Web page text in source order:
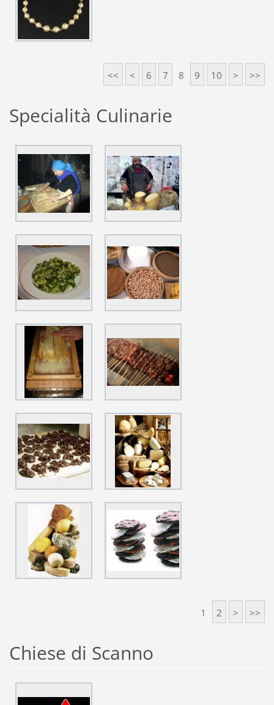
<< < 6 7 8 9 10 > >>
Specialità Culinarie
1 2 > >>
Chiese di Scanno